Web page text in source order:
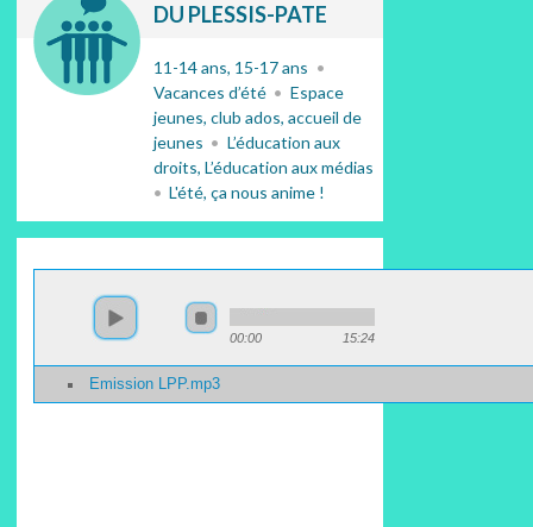
DU PLESSIS-PATE
11-14 ans 15-17 ans
Vacances d’été
Espace
jeunes, club ados, accueil de
jeunes
L’éducation aux
droits L’éducation aux médias
L'été, ça nous anime !
00:00 15:24
Emission LPP.mp3